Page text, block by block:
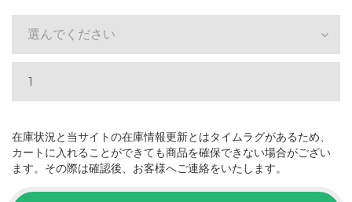
選んでください
在庫状況と当サイトの在庫情報更新とはタイムラグがあるため、
カートに入れることができても商品を確保できない場合がござい
ます。その際は確認後、お客様へご連絡をいたします。